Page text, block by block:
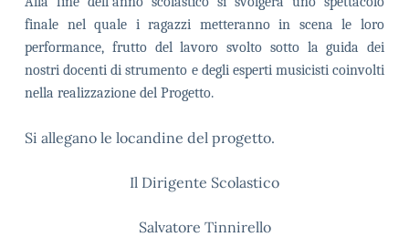
finale nel quale i ragazzi metteranno in scena le loro
performance, frutto del lavoro svolto sotto la guida dei
nostri docenti di strumento e degli esperti musicisti coinvolti
nella realizzazione del Progetto.
Si allegano le locandine del progetto.
Il Dirigente Scolastico
Salvatore Tinnirello